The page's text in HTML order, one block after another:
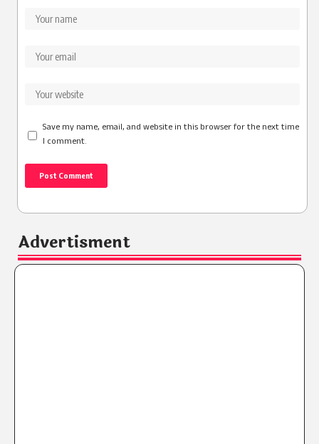
Save my name, email, and website in this browser for the next time
I comment.
Advertisment